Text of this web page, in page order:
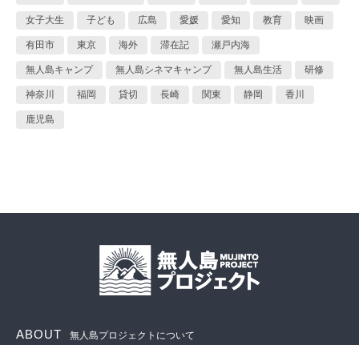
女子大生 子ども 広島 愛媛 愛知 教育 映画
有田市 東京 海外 滞在記 瀬戸内海
無人島キャンプ 無人島シネマキャンプ 無人島生活 研修
神奈川 福岡 貸切 長崎 関東 静岡 香川
鹿児島
ABOUT 無人島プロジェクトについて